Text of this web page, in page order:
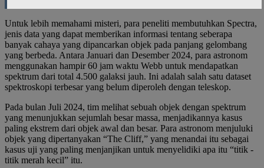
Untuk lebih memahami misteri, para peneliti membutuhkan Spectra,
jenis data yang dapat memberikan informasi tentang seberapa
banyak cahaya yang dipancarkan objek pada panjang gelombang
yang berbeda. Antara Januari dan Desember 2024, para astronom
menggunakan hampir 60 jam waktu Webb untuk mendapatkan
spektrum dari total 4.500 galaksi jauh. Ini adalah salah satu dataset
spektroskopi terbesar yang belum diperoleh dengan teleskop.
Pada bulan Juli 2024, tim melihat sebuah objek dengan spektrum
yang menunjukkan sejumlah besar massa, menjadikannya kasus
paling ekstrem dari objek awal dan besar. Para astronom menjuluki
objek yang dipertanyakan “The Cliff,” yang menandai itu sebagai
kasus uji yang paling menjanjikan untuk menyelidiki apa itu “titik -
titik merah kecil” itu.